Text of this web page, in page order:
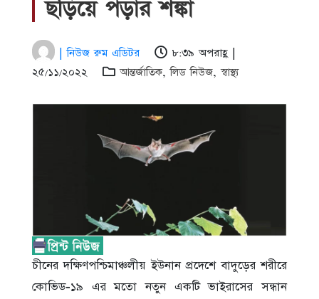
ছড়িয়ে পড়ার শঙ্কা
| নিউজ রুম এডিটর
৮:৩৯ অপরাহ্ণ |
২৫/১১/২০২২
আন্তর্জাতিক,লিড নিউজ,স্বাস্থ্য
চীনের দক্ষিণপশ্চিমাঞ্চলীয় ইউনান প্রদেশে বাদুড়ের শরীরে
কোভিড-১৯ এর মতো নতুন একটি ভাইরাসের সন্ধান